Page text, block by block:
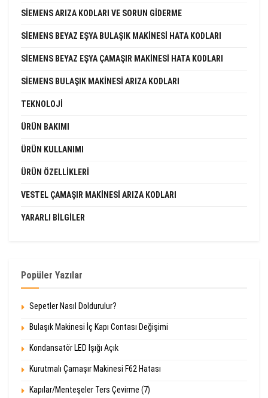
SIEMENS ARIZA KODLARI VE SORUN GIDERME
SIEMENS BEYAZ EŞYA BULAŞIK MAKINESI HATA KODLARI
SIEMENS BEYAZ EŞYA ÇAMAŞIR MAKINESI HATA KODLARI
SIEMENS BULAŞIK MAKINESI ARIZA KODLARI
TEKNOLOJI
ÜRÜN BAKIMI
ÜRÜN KULLANIMI
ÜRÜN ÖZELLIKLERI
VESTEL ÇAMAŞIR MAKINESI ARIZA KODLARI
YARARLI BILGILER
Popüler Yazılar
Sepetler Nasıl Doldurulur?
Bulaşık Makinesi İç Kapı Contası Değişimi
Kondansatör LED Işığı Açık
Kurutmalı Çamaşır Makinesi F62 Hatası
Kapılar/Menteşeler Ters Çevirme (7)